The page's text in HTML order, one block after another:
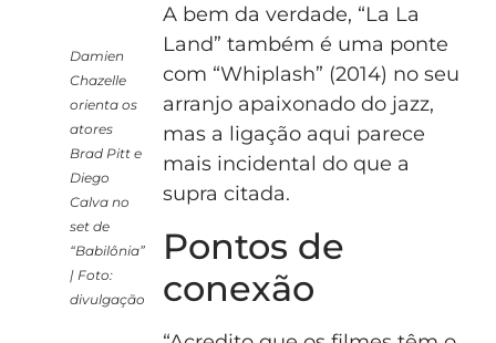
Damien
Chazelle
orienta os
atores
Brad Pitt e
Diego
Calva no
set de
“Babilônia”
| Foto:
divulgação
A bem da verdade, “La La
Land” também é uma ponte
com “Whiplash” (2014) no seu
arranjo apaixonado do jazz,
mas a ligação aqui parece
mais incidental do que a
supra citada.
Pontos de
conexão